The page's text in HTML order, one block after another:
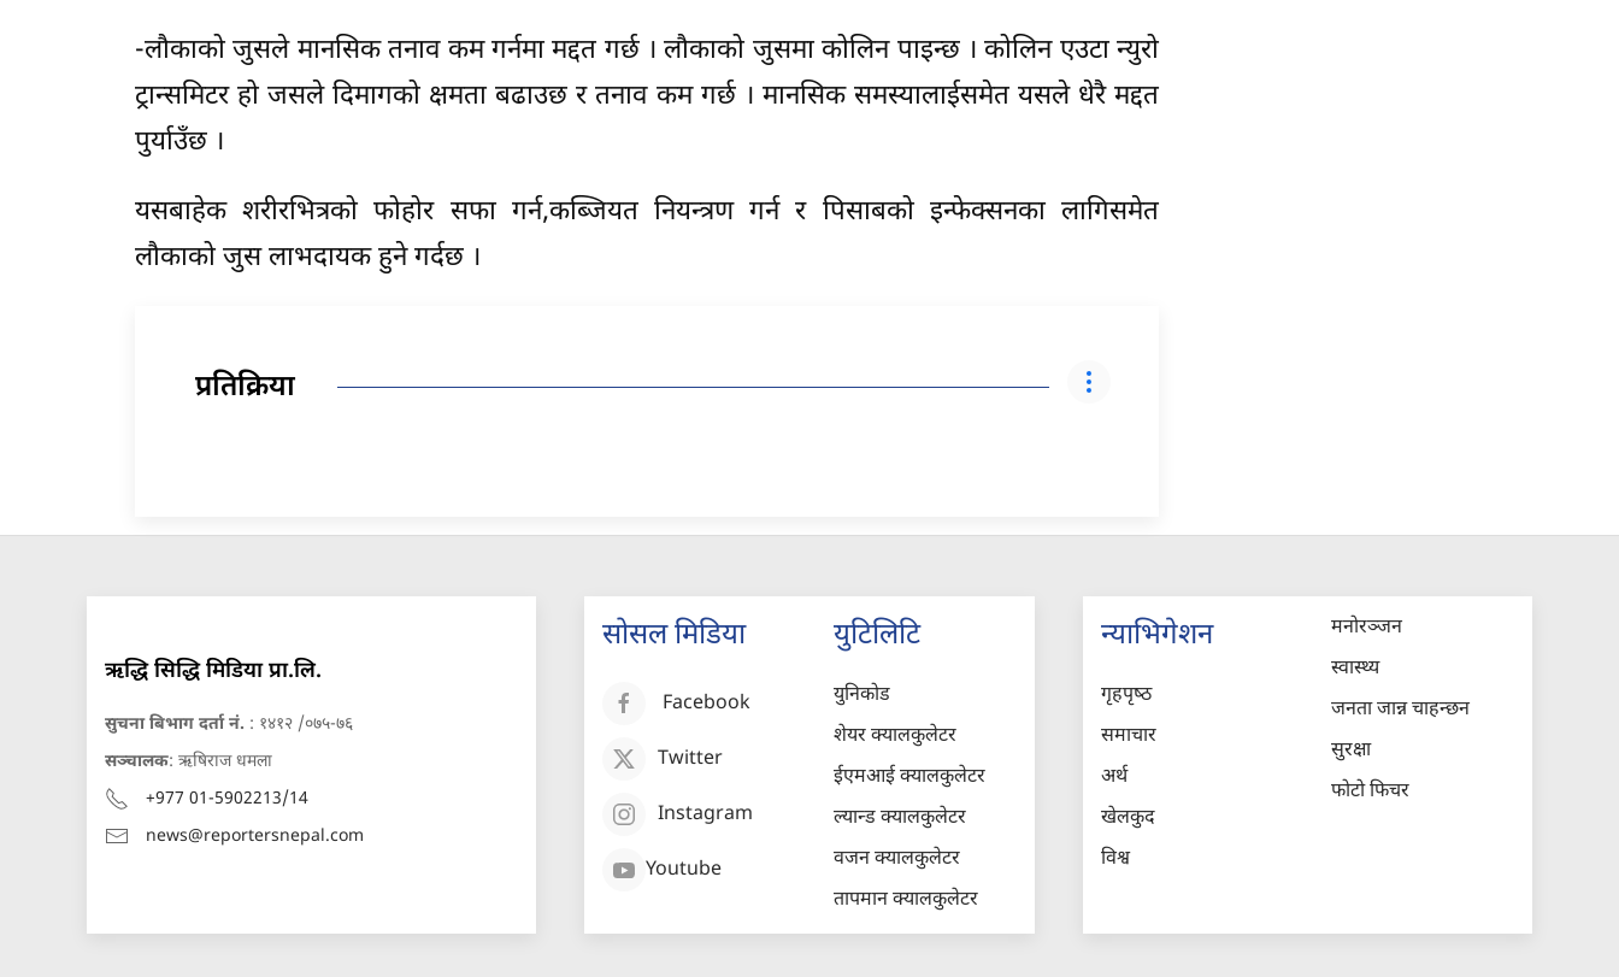
-लौकाको जुसले मानसिक तनाव कम गर्नमा मद्दत गर्छ । लौकाको जुसमा कोलिन पाइन्छ । कोलिन एउटा न्युरो
ट्रान्समिटर हो जसले दिमागको क्षमता बढाउछ र तनाव कम गर्छ । मानसिक समस्यालाईसमेत यसले धेरै मद्दत
पुर्याउँछ ।
यसबाहेक शरीरभित्रको फोहोर सफा गर्न,कब्जियत नियन्त्रण गर्न र पिसाबको इन्फेक्सनका लागिसमेत
लौकाको जुस लाभदायक हुने गर्दछ ।
प्रतिक्रिया
ऋद्धि सिद्धि मिडिया प्रा.लि.
सुचना बिभाग दर्ता नं. : १४१२ /०७५-७६
सञ्चालक: ऋषिराज धमला
+977 01-5902213/14
news@reportersnepal.com
सोसल मिडिया
Facebook
Twitter
Instagram
Youtube
युटिलिटि
युनिकोड
शेयर क्यालकुलेटर
ईएमआई क्यालकुलेटर
ल्यान्ड क्यालकुलेटर
वजन क्यालकुलेटर
तापमान क्यालकुलेटर
न्याभिगेशन
गृहपृष्‍ठ
समाचार
अर्थ
खेलकुद
विश्व
मनोरञ्जन
स्वास्थ्य
जनता जान्न चाहन्छन
सुरक्षा
फोटो फिचर